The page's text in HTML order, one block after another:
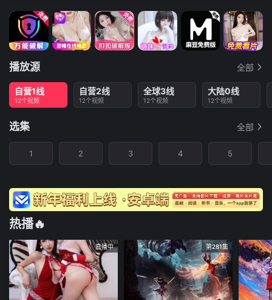
播放源 全部
自营1线
12个视频
自营2线
12个视频
全球3线
12个视频
大陆0线
12个视频
选集 全部
1 2 3 4 5
热播🔥
直播中 第281集